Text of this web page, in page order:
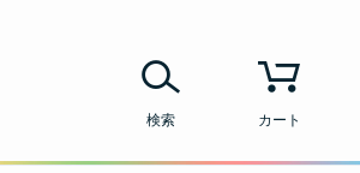
カート
検索